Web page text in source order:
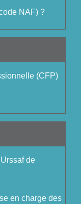
NAF) ?
(CFP)
de
en charge des